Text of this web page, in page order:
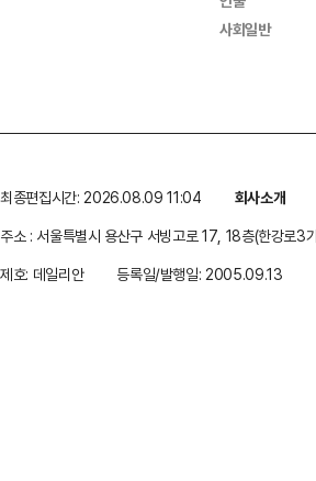
사회일반
최종편집시간: 2026.08.09 11:04 회사소개
주소 : 서울특별시 용산구 서빙고로 17, 18층(한강로3
제호: 데일리안
등록일/발행일: 2005.09.13